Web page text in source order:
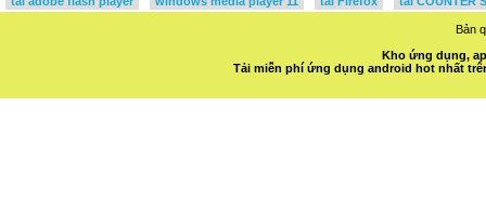
Bản
Kho ứng dụng,
Tải miễn phí ứng dụng android hot nhất